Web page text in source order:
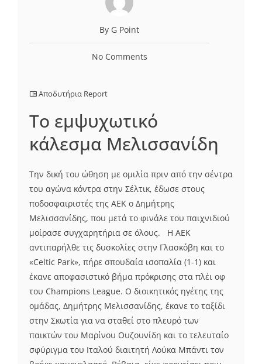
By G Point
No Comments
Αποδυτήρια Report
Το εμψυχωτικό
κάλεσμα Μελισσανίδη
Την δική του ώθηση με ομιλία πριν από την σέντρα
του αγώνα κόντρα στην Σέλτικ, έδωσε στους
ποδοσφαιριστές της ΑΕΚ ο Δημήτρης
Μελισσανίδης, που μετά το φινάλε του παιχνιδιού
μοίρασε συγχαρητήρια σε όλους. Η ΑΕΚ
αντιπαρήλθε τις δυσκολίες στην Γλασκόβη και το
«Celtic Park», πήρε σπουδαία ισοπαλία (1-1) και
έκανε αποφασιστικό βήμα πρόκρισης στα πλέι οφ
του Champions League. Ο διοικητικός ηγέτης της
ομάδας, Δημήτρης Μελισσανίδης, έκανε το ταξίδι
στην Σκωτία για να σταθεί στο πλευρό των
παικτών του Μαρίνου Ουζουνίδη και το τελευταίο
σφύριγμα του Ιταλού διαιτητή Λούκα Μπάντι τον